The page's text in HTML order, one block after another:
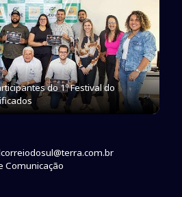
do 1º Festival do
Comunicação